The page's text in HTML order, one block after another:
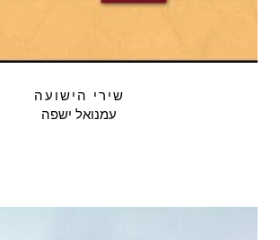
שירי הישועה
עמנואל ישפה